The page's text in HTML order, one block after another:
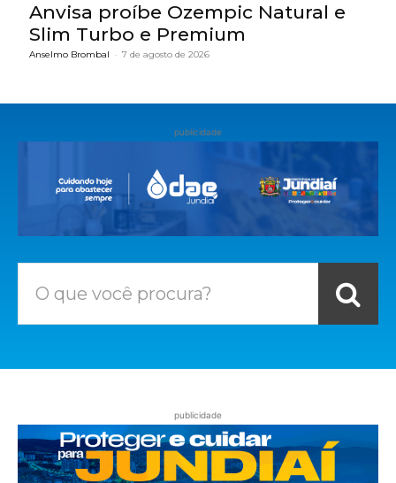
Anvisa proíbe Ozempic Natural e
Slim Turbo e Premium
Anselmo Brombal - 7 de agosto de 2026
publicidade
O que você procura?
publicidade